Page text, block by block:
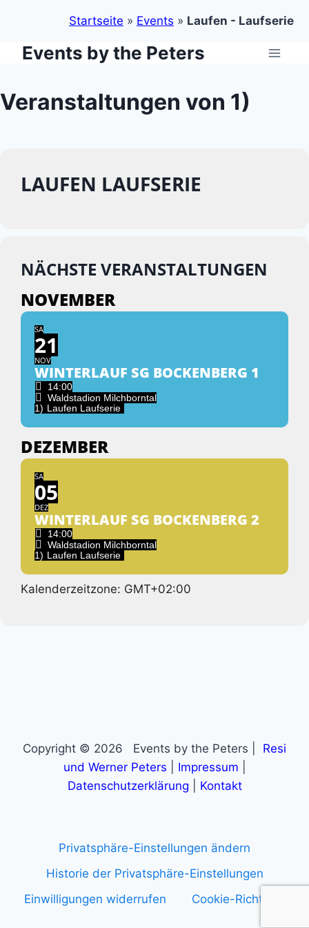
Startseite » Events » Laufen - Laufserie
ZumEvents by the Peters
Veranstaltungen von 1)
LAUFEN LAUFSERIE
NÄCHSTE VERANSTALTUNGEN
NOVEMBER
SA
21
NOV
WINTERLAUF SG BOCKENBERG 1
14:00
Waldstadion Milchborntal
1) Laufen Laufserie
DEZEMBER
SA
05
DEZ
WINTERLAUF SG BOCKENBERG 2
14:00
Waldstadion Milchborntal
1) Laufen Laufserie
Kalenderzeitzone: GMT+02:00
Copyright © 2026 Events by the Peters |
Resi
und Werner Peters
Impressum
Datenschutzerklärung
Kontakt
Privatsphäre-Einstellungen ändern
Historie der Privatsphäre-Einstellungen
Einwilligungen widerrufen
Cookie-Richtlinie